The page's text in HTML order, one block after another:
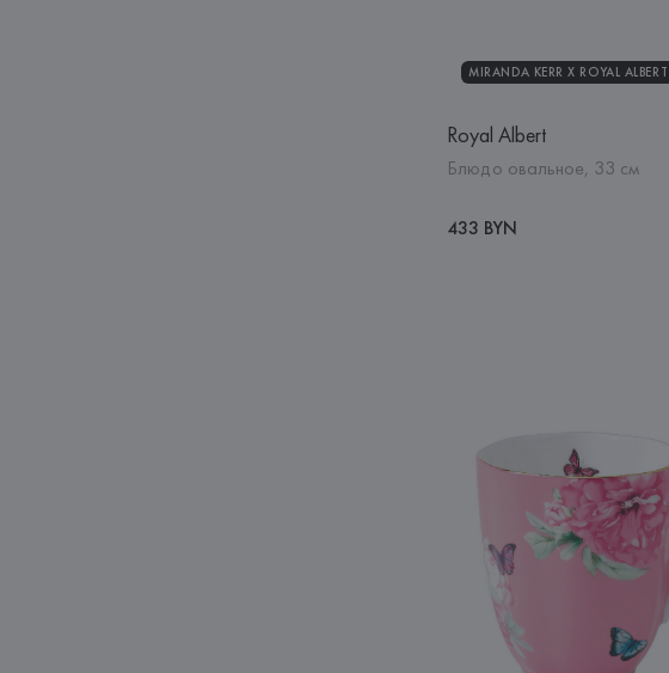
MIRANDA KERR Х ROYAL ALBERT
Royal Albert
Блюдо овальное, 33 см
433 BYN